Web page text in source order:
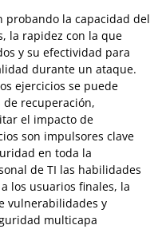
probando la capacidad del
la rapidez con la que
y su efectividad para
durante un ataque.
ejercicios se puede
recuperación,
el impacto de
son impulsores clave
en toda la
de TI las habilidades
los usuarios finales, la
vulnerabilidades y
multicapa